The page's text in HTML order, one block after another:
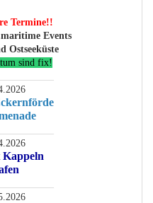
Termine!!
Events
Ostseeküste
sind fix!